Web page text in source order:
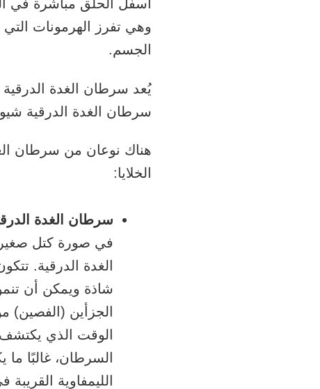
أسفل الحلق مباشرة في
وهي تفرز الهرمونات
الجسم.
يُعد سرطان الغدة الدرقية
سرطان الغدة الدرقية
هناك نوعان من سرطان
الخلايا:
سرطان الغدة
في صورة كتل
الغدة الدرقية.
شاذة ويمكن أن
الجزأين (الفصين)
الوقت الذي يكتشف
السرطان، غالبًا
الليمفاوية القريبة